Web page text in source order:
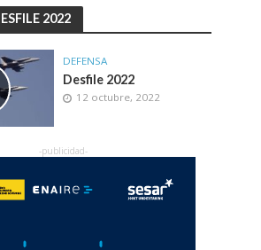
2022
DEFENSA
Desfile 2022
12 octubre, 2022